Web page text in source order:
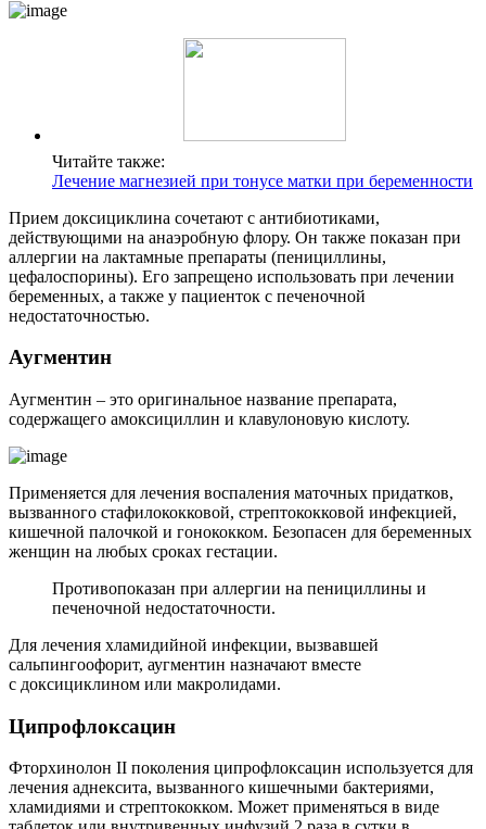
Читайте также:
Лечение магнезией при тонусе матки при беременности
Прием доксициклина сочетают с антибиотиками,
действующими на анаэробную флору. Он также показан при
аллергии на лактамные препараты (пенициллины,
цефалоспорины). Его запрещено использовать при лечении
беременных, а также у пациенток с печеночной
недостаточностью.
Аугментин
Аугментин – это оригинальное название препарата,
содержащего амоксициллин и клавулоновую кислоту.
Применяется для лечения воспаления маточных придатков,
вызванного стафилококковой, стрептококковой инфекцией,
кишечной палочкой и гонококком. Безопасен для беременных
женщин на любых сроках гестации.
Противопоказан при аллергии на пенициллины и
печеночной недостаточности.
Для лечения хламидийной инфекции, вызвавшей
сальпингоофорит, аугментин назначают вместе
с доксициклином или макролидами.
Ципрофлоксацин
Фторхинолон II поколения ципрофлоксацин используется для
лечения аднексита, вызванного кишечными бактериями,
хламидиями и стрептококком. Может применяться в виде